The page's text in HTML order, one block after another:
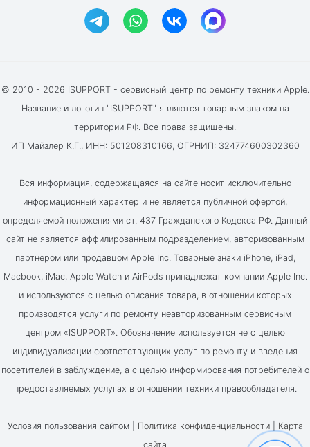
Акции и скидки
© 2010 - 2026 ISUPPORT - сервисный центр по ремонту техники Apple.
Название и логотип "ISUPPORT" являются товарным знаком на
территории РФ. Все права защищены.
ИП Майзлер К.Г., ИНН: 501208310166, ОГРНИП: 324774600302360
Вся информация, содержащаяся на сайте носит исключительно
информационный характер и не является публичной офертой,
определяемой положениями ст. 437 Гражданского Кодекса РФ. Данный
сайт не является аффилированным подразделением, авторизованным
партнером или продавцом Apple Inc. Товарные знаки iPhone, iPad,
Macbook, iMac, Apple Watch и AirPods принадлежат компании Apple Inc.
и используются с целью описания товара, в отношении которых
производятся услуги по ремонту неавторизованным сервисным
центром «ISUPPORT». Обозначение используется не с целью
индивидуализации соответствующих услуг по ремонту и введения
посетителей в заблуждение, а с целью информирования потребителей о
предоставляемых услугах в отношении техники правообладателя.
Условия пользования сайтом | Политика конфиденциальности| Карта
сайта